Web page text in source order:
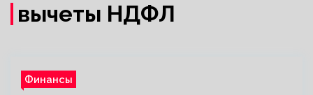
вычеты НДФЛ
Финансы